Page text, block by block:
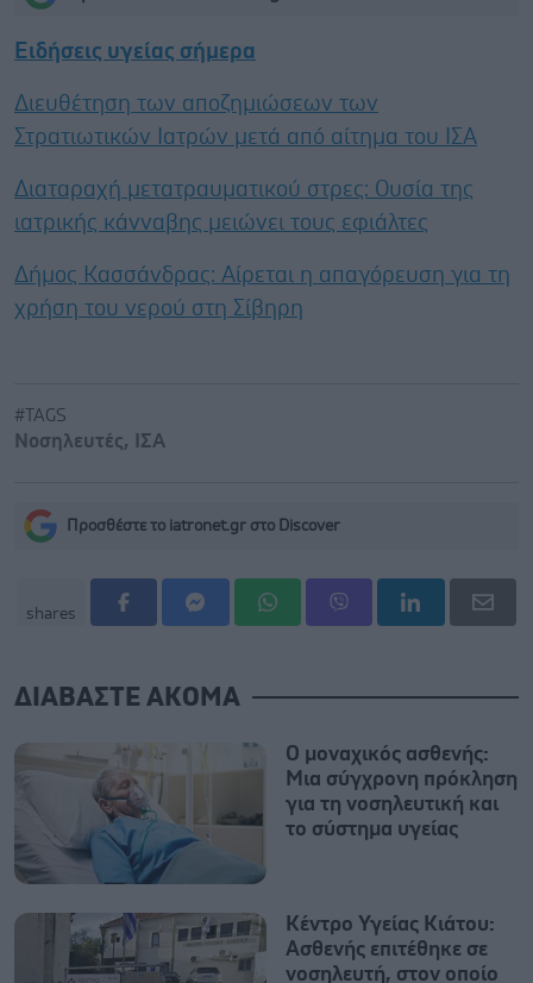
Ειδήσεις υγείας σήμερα
Διευθέτηση των αποζημιώσεων των
Στρατιωτικών Ιατρών μετά από αίτημα του ΙΣΑ
Διαταραχή μετατραυματικού στρες: Ουσία της
ιατρικής κάνναβης μειώνει τους εφιάλτες
Δήμος Κασσάνδρας: Αίρεται η απαγόρευση για τη
χρήση του νερού στη Σίβηρη
#TAGS
Νοσηλευτές, ΙΣΑ
Προσθέστε το iatronet.gr στο Discover
shares
ΔΙΑΒΑΣΤΕ ΑΚΟΜΑ
Ο μοναχικός ασθενής:
Μια σύγχρονη πρόκληση
για τη νοσηλευτική και
το σύστημα υγείας
Κέντρο Υγείας Κιάτου:
Ασθενής επιτέθηκε σε
νοσηλευτή, στον οποίο